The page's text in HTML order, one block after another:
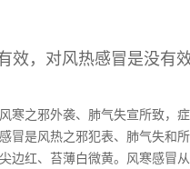
，对风热感冒是没有效
寒之邪外袭、肺气失宣所致
冒是风热之邪犯表、肺气失
边红、苔薄白微黄。风寒感冒